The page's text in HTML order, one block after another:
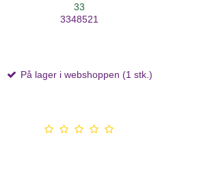
33
3348521
På lager i webshoppen (1 stk.)